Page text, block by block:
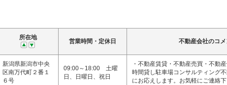
所在地
営業時間・定休日 不動産会社のコメ
新潟県新潟市中央
区南万代町２番１
６号
09:00～18:00 土曜
日、日曜日、祝日
・不動産賃貸・不動産売買・不動
時間貸し駐車場コンサルティング
にお応えします。お気軽にご連絡下